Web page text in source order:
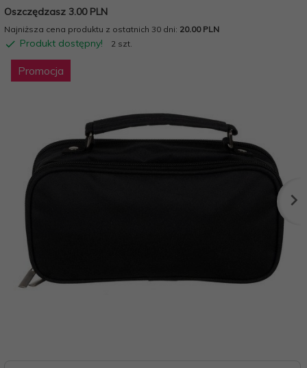
Oszczędzasz 3.00 PLN
Najniższa cena produktu z ostatnich 30 dni: 20.00 PLN
Produkt dostępny! 2 szt.
Promocja